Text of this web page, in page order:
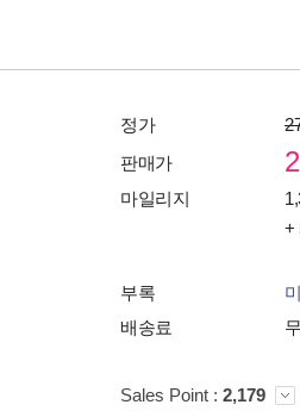
정가
판매가
마일리지
+
부록
배송료
Sales Point : 2,179